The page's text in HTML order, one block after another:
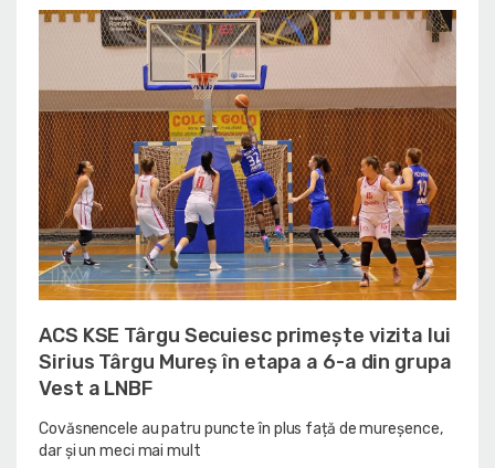
ACS KSE Târgu Secuiesc primește vizita lui
Sirius Târgu Mureș în etapa a 6-a din grupa
Vest a LNBF
Covăsnencele au patru puncte în plus față de mureșence,
dar și un meci mai mult